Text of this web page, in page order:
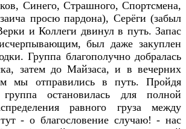
Синего, Страшного, Спортсмена,
просю пардона), Серёги (забыл
и Коллеги двинул в путь. Запас
был даже закуплен
Группа благополучно добралась
затем до Майзаса, и в вечерних
мы отправились в путь. Пройдя
остановилась для полной
равного груза между
- о благословение случаю! - нас